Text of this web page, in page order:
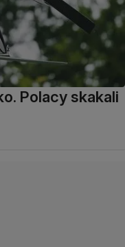
Polacy skakali